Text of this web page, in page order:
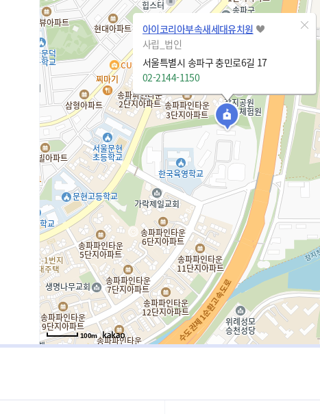
아이코리아부속새세대유치원
사립_법인
서울특별시 송파구 충민로6길 17
02-2144-1150
100m